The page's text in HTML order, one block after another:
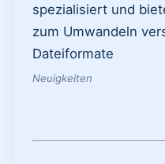
spezialisiert und
zum Umwandeln
Dateiformate
Neuigkeiten